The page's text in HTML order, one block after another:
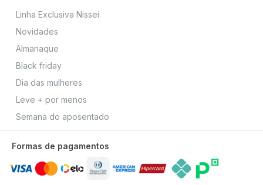
Linha Exclusiva Nissei
Novidades
Almanaque
Black friday
Dia das mulheres
Leve + por menos
Semana do aposentado
Formas de pagamentos